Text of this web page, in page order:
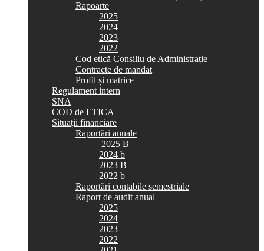
Rapoarte
2025
2024
2023
2022
Cod etică Consiliu de Administrație
Contracte de mandat
Profil și matrice
Regulament intern
SNA
COD de ETICA
Situații financiare
Raportări anuale
2025 B
2024 b
2023 B
2022 b
Raportări contabile semestriale
Raport de audit anual
2025
2024
2023
2022